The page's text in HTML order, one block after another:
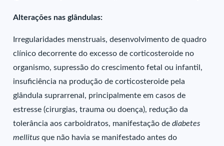
Alterações nas glândulas:
Irregularidades menstruais, desenvolvimento de quadro
clínico decorrente do excesso de corticosteroide no
organismo, supressão do crescimento fetal ou infantil,
insuficiência na produção de corticosteroide pela
glândula suprarrenal, principalmente em casos de
estresse (cirurgias, trauma ou doença), redução da
tolerância aos carboidratos, manifestação de diabetes
mellitusque não havia se manifestado antes do